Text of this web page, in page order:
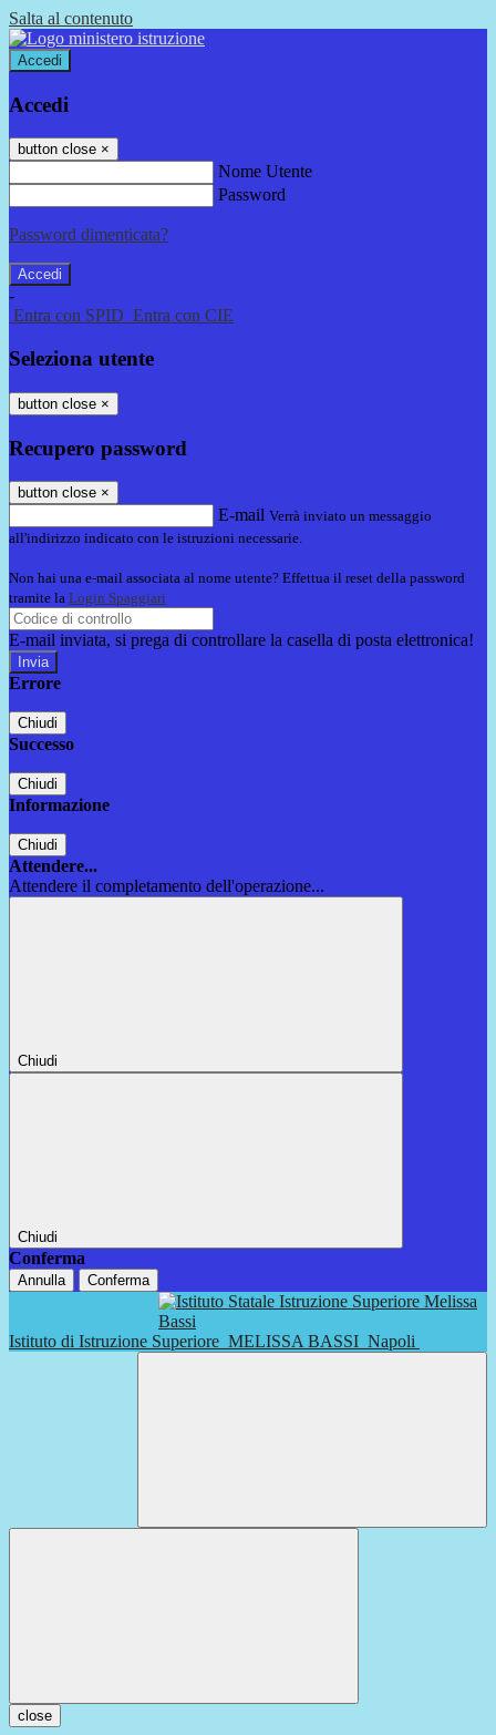
Salta al contenuto
Accedi
Accedi
button close ×
Nome Utente
Password
Password dimenticata?
-
Entra con SPID Entra con CIE
Seleziona utente
button close ×
Recupero password
button close ×
E-mail Verrà inviato un messaggio
all'indirizzo indicato con le istruzioni necessarie.
Non hai una e-mail associata al nome utente? Effettua il reset della password
tramite la Login Spaggiari
E-mail inviata, si prega di controllare la casella di posta elettronica!
Errore
Chiudi
Successo
Chiudi
Informazione
Chiudi
Attendere...
Attendere il completamento dell'operazione...
Chiudi
Chiudi
Conferma
Annulla Conferma
Istituto di Istruzione Superiore MELISSA BASSI Napoli
close